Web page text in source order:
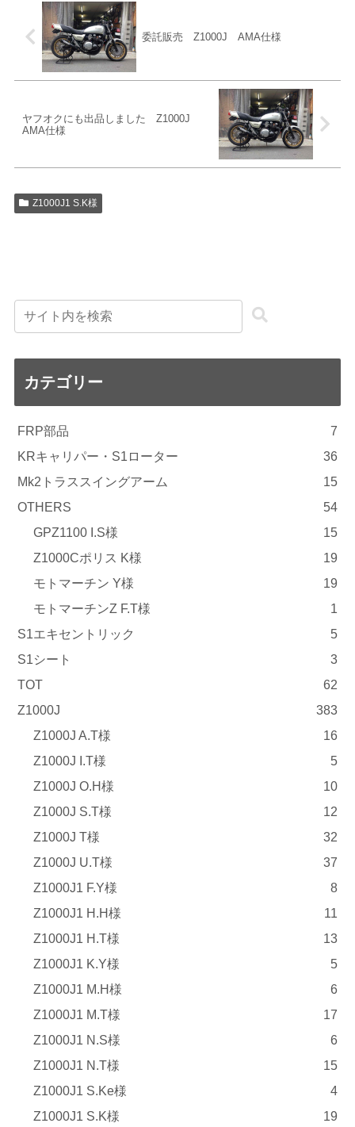
委託販売 Z1000J AMA仕様
ヤフオクにも出品しました Z1000J
AMA仕様
Z1000J1 S.K様
カテゴリー
FRP部品
7
KRキャリパー・S1ローター
36
Mk2トラススイングアーム
15
OTHERS
54
GPZ1100 I.S様
15
Z1000Cポリス K様
19
モトマーチン Y様
19
モトマーチンZ F.T様
1
S1エキセントリック
5
S1シート
3
TOT
62
Z1000J
383
Z1000J A.T様
16
Z1000J I.T様
5
Z1000J O.H様
10
Z1000J S.T様
12
Z1000J T様
32
Z1000J U.T様
37
Z1000J1 F.Y様
8
Z1000J1 H.H様
11
Z1000J1 H.T様
13
Z1000J1 K.Y様
5
Z1000J1 M.H様
6
Z1000J1 M.T様
17
Z1000J1 N.S様
6
Z1000J1 N.T様
15
Z1000J1 S.Ke様
4
Z1000J1 S.K様
19